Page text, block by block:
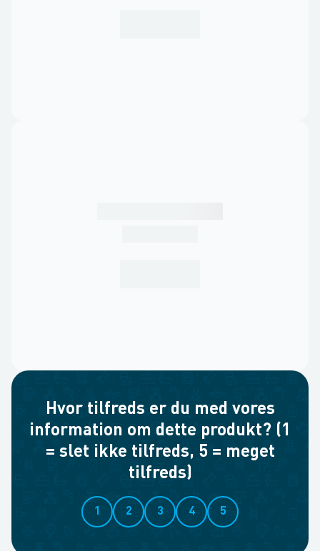
Hvor tilfreds er du med vores
information om dette produkt? (1
= slet ikke tilfreds, 5 = meget
tilfreds)
1 2 3 4 5